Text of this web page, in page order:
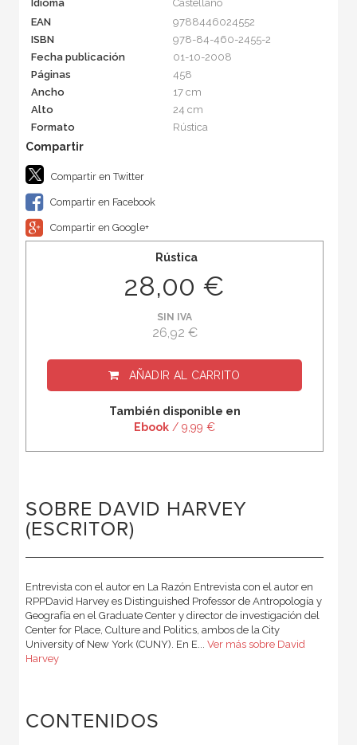
Idioma
Castellano
EAN
9788446024552
ISBN
978-84-460-2455-2
Fecha publicación
01-10-2008
Páginas
458
Ancho
17 cm
Alto
24 cm
Formato
Rústica
Compartir en Twitter
Compartir en Facebook
Compartir en Google+
Rústica
28,00 €
SIN IVA
26,92 €
AÑADIR AL CARRITO
También disponible en
Ebook / 9,99 €
SOBRE DAVID HARVEY
(ESCRITOR)
Entrevista con el autor en La Razón Entrevista con el autor en
RPPDavid Harvey es Distinguished Professor de Antropología y
Geografía en el Graduate Center y director de investigación del
Center for Place, Culture and Politics, ambos de la City
University of New York (CUNY). En E... Ver más sobre David
Harvey
CONTENIDOS